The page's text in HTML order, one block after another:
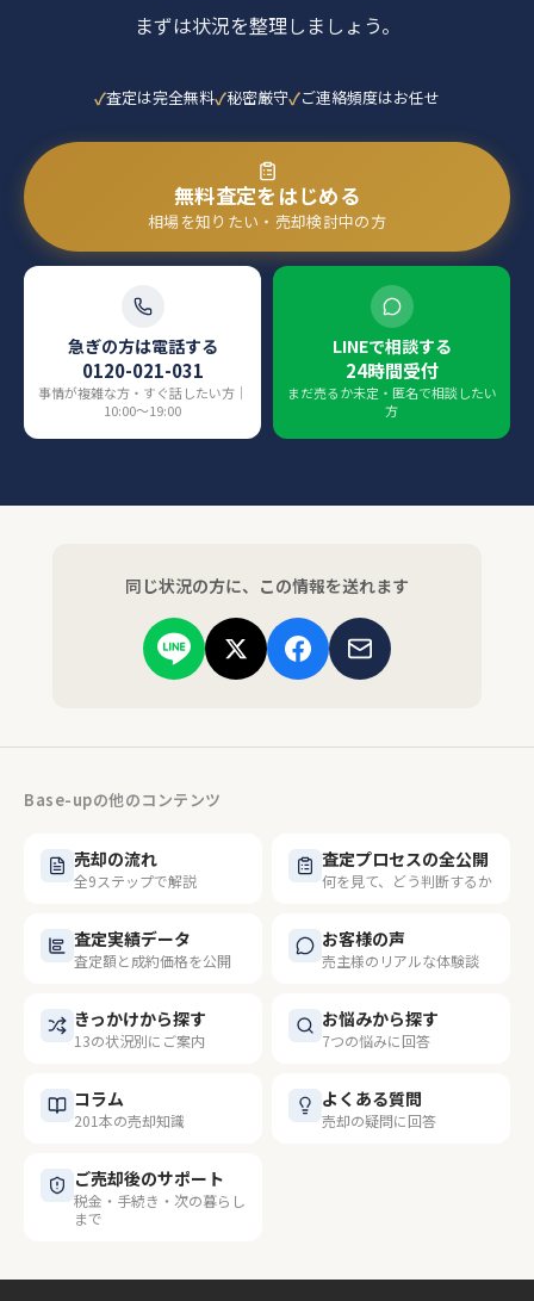
まずは状況を整理しましょう。
査定は完全無料 秘密厳守 ご連絡頻度はお任せ
無料査定をはじめる
相場を知りたい・売却検討中の方
急ぎの方は電話する
0120-021-031
事情が複雑な方・すぐ話したい方｜
10:00〜19:00
LINEで相談する
24時間受付
まだ売るか未定・匿名で相談したい
方
同じ状況の方に、この情報を送れます
Base-upの他のコンテンツ
売却の流れ
全9ステップで解説
査定プロセスの全公開
何を見て、どう判断するか
査定実績データ
査定額と成約価格を公開
お客様の声
売主様のリアルな体験談
きっかけから探す
13の状況別にご案内
お悩みから探す
7つの悩みに回答
コラム
201本の売却知識
よくある質問
売却の疑問に回答
ご売却後のサポート
税金・手続き・次の暮らし
まで